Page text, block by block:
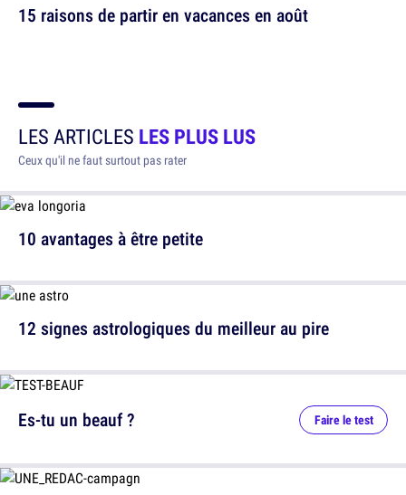
15 raisons de partir en vacances en août
LES ARTICLES LES PLUS LUS
Ceux qu'il ne faut surtout pas rater
10 avantages à être petite
12 signes astrologiques du meilleur au pire
Es-tu un beauf ? Faire le test